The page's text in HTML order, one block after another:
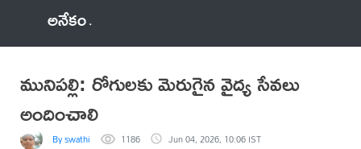
అనేకం
మునిపల్లి: రోగులకు మెరుగైన వైద్య సేవలు
అందించాలి
By swathi 1186 Jun 04, 2026, 10:06 IST